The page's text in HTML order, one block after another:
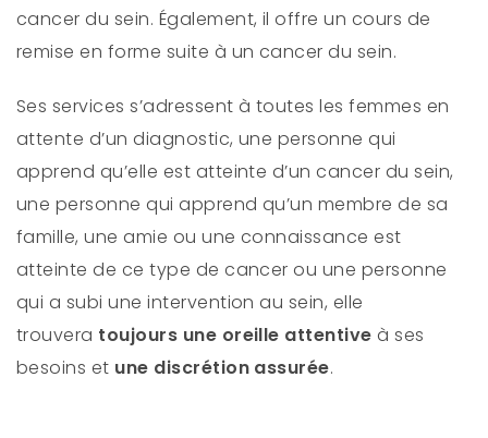
cancer du sein. Également, il offre un cours de
remise en forme suite à un cancer du sein.
Ses services s’adressent à toutes les femmes en
attente d’un diagnostic, une personne qui
apprend qu’elle est atteinte d’un cancer du sein,
une personne qui apprend qu’un membre de sa
famille, une amie ou une connaissance est
atteinte de ce type de cancer ou une personne
qui a subi une intervention au sein, elle
trouvera toujours une oreille attentive à ses
besoins et une discrétion assurée.